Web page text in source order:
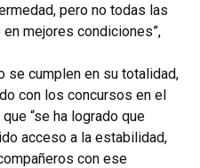
pero no todas las
mejores condiciones”,
se cumplen en su totalidad,
con los concursos en el
“se ha logrado que
acceso a la estabilidad,
con ese